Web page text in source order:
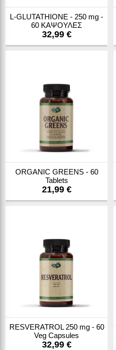
L-GLUTATHIONE - 250 mg -
60 ΚΑΨΟΥΛΕΣ
32,99 €
ORGANIC GREENS - 60
Tablets
21,99 €
RESVERATROL 250 mg - 60
Veg Capsules
32,99 €